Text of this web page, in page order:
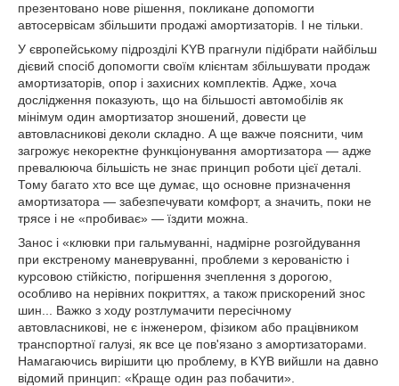
презентовано нове рішення, покликане допомогти
автосервісам збільшити продажі амортизаторів. І не тільки.
У європейському підрозділі KYB прагнули підібрати найбільш
дієвий спосіб допомогти своїм клієнтам збільшувати продаж
амортизаторів, опор і захисних комплектів. Адже, хоча
дослідження показують, що на більшості автомобілів як
мінімум один амортизатор зношений, довести це
автовласникові деколи складно. А ще важче пояснити, чим
загрожує некоректне функціонування амортизатора — адже
превалююча більшість не знає принцип роботи цієї деталі.
Тому багато хто все ще думає, що основне призначення
амортизатора — забезпечувати комфорт, а значить, поки не
трясе і не «пробиває» — їздити можна.
Занос і «клювки при гальмуванні, надмірне розгойдування
при екстреному маневруванні, проблеми з керованістю і
курсовою стійкістю, погіршення зчеплення з дорогою,
особливо на нерівних покриттях, а також прискорений знос
шин... Важко з ходу розтлумачити пересічному
автовласникові, не є інженером, фізиком або працівником
транспортної галузі, як все це пов'язано з амортизаторами.
Намагаючись вирішити цю проблему, в KYB вийшли на давно
відомий принцип: «Краще один раз побачити».